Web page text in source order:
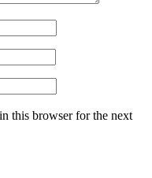
this browser for the next